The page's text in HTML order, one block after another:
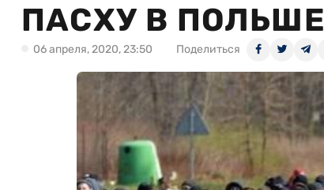
ПАСХУ В ПОЛЬШЕ
06 апреля, 2020, 23:50 Поделиться